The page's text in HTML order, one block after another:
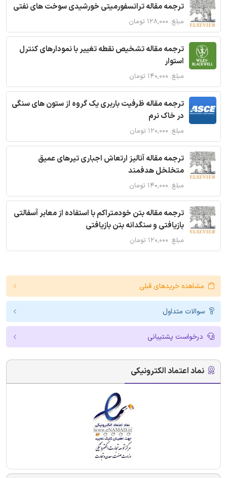
ترجمه مقاله ترانسفورمیتی خورشیدی سوخت های نفتی
مبلغ: ۱۲۸,۰۰۰ تومان
ترجمه مقاله تشخیص نقطه تغییر با نمودارهای کنترل
استوار
مبلغ: ۱۴۰,۰۰۰ تومان
ترجمه مقاله ظرفیت باربری یک گروه از ستون های سنگی
در خاک نرم
مبلغ: ۱۲۰,۰۰۰ تومان
ترجمه مقاله آنالیز ارتعاش اجباری تیرهای عمیق
متخلخل هدفمند
مبلغ: ۱۴۰,۰۰۰ تومان
ترجمه مقاله بتن خودمتراکم با استفاده از معابر آسفالتی
بازیافتی و سنگدانه بتن بازیافتی
مبلغ: ۱۲۰,۰۰۰ تومان
مشاهده خریدهای قبلی
سوالات متداول
درخواست پشتیبانی
نماد اعتماد الکترونیکی